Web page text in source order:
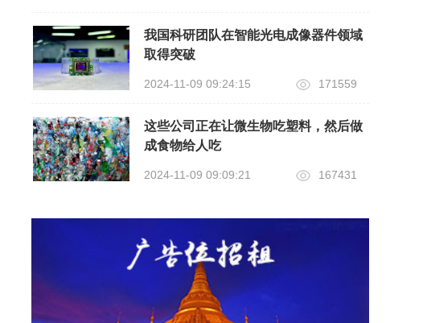
我国科研团队在智能光电成像器件领域
取得突破
2024-11-09 09:24:15 171559
这些公司正在让微生物吃塑料，然后做
成食物给人吃
2024-11-09 09:09:21 167431